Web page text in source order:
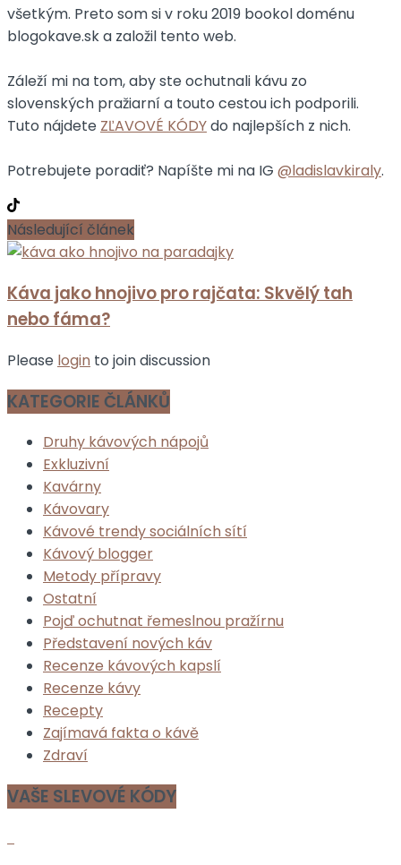
všetkým. Preto som si v roku 2019 bookol doménu
blogokave.sk a založil tento web.
Záleží mi na tom, aby ste ochutnali kávu zo
slovenských pražiarní a touto cestou ich podporili.
Tuto nájdete ZĽAVOVÉ KÓDYdo najlepších z nich.
Potrebujete poradiť? Napíšte mi na IG @ladislavkiraly.
Následující článek
Káva jako hnojivo pro rajčata: Skvělý tah
nebo fáma?
Please login to join discussion
KATEGORIE ČLÁNKŮ
Druhy kávových nápojů
Exkluzivní
Kavárny
Kávovary
Kávové trendy sociálních sítí
Kávový blogger
Metody přípravy
Ostatní
Pojď ochutnat řemeslnou pražírnu
Představení nových káv
Recenze kávových kapslí
Recenze kávy
Recepty
Zajímavá fakta o kávě
Zdraví
VAŠE SLEVOVÉ KÓDY